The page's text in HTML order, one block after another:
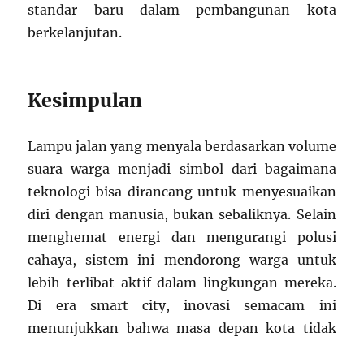
standar baru dalam pembangunan kota
berkelanjutan.
Kesimpulan
Lampu jalan yang menyala berdasarkan volume
suara warga menjadi simbol dari bagaimana
teknologi bisa dirancang untuk menyesuaikan
diri dengan manusia, bukan sebaliknya. Selain
menghemat energi dan mengurangi polusi
cahaya, sistem ini mendorong warga untuk
lebih terlibat aktif dalam lingkungan mereka.
Di era smart city, inovasi semacam ini
menunjukkan bahwa masa depan kota tidak